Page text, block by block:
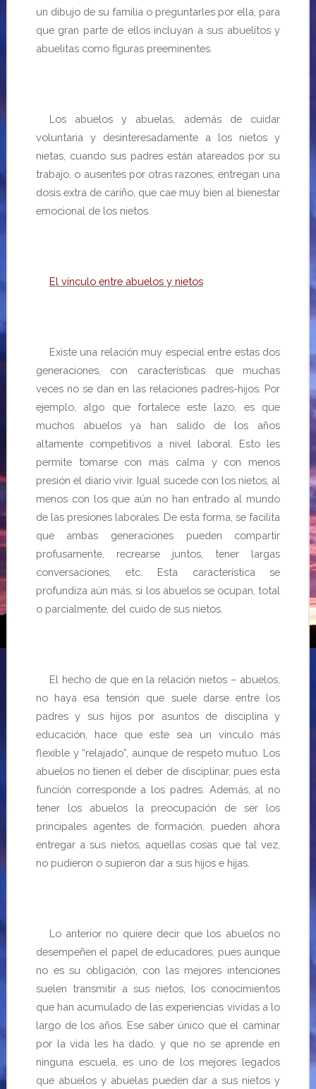
un dibujo de su familia o preguntarles por ella, para
que gran parte de ellos incluyan a sus abuelitos y
abuelitas como figuras preeminentes.
Los abuelos y abuelas, además de cuidar
voluntaria y desinteresadamente a los nietos y
nietas, cuando sus padres están atareados por su
trabajo, o ausentes por otras razones; entregan una
dosis extra de cariño, que cae muy bien al bienestar
emocional de los nietos.
El vínculo entre abuelos y nietos
Existe una relación muy especial entre estas dos
generaciones, con características que muchas
veces no se dan en las relaciones padres-hijos. Por
ejemplo, algo que fortalece este lazo, es que
muchos abuelos ya han salido de los años
altamente competitivos a nivel laboral. Esto les
permite tomarse con más calma y con menos
presión el diario vivir. Igual sucede con los nietos, al
menos con los que aún no han entrado al mundo
de las presiones laborales. De esta forma, se facilita
que ambas generaciones pueden compartir
profusamente, recrearse juntos, tener largas
conversaciones, etc. Esta característica se
profundiza aún más, si los abuelos se ocupan, total
o parcialmente, del cuido de sus nietos.
El hecho de que en la relación nietos – abuelos,
no haya esa tensión que suele darse entre los
padres y sus hijos por asuntos de disciplina y
educación, hace que este sea un vínculo más
flexible y “relajado”, aunque de respeto mutuo. Los
abuelos no tienen el deber de disciplinar, pues esta
función corresponde a los padres. Además, al no
tener los abuelos la preocupación de ser los
principales agentes de formación, pueden ahora
entregar a sus nietos, aquellas cosas que tal vez,
no pudieron o supieron dar a sus hijos e hijas.
Lo anterior no quiere decir que los abuelos no
desempeñen el papel de educadores, pues aunque
no es su obligación, con las mejores intenciones
suelen transmitir a sus nietos, los conocimientos
que han acumulado de las experiencias vividas a lo
largo de los años. Ese saber único que el caminar
por la vida les ha dado, y que no se aprende en
ninguna escuela, es uno de los mejores legados
que abuelos y abuelas pueden dar a sus nietos y